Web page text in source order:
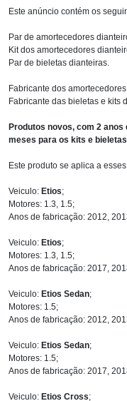
Este anúncio contém os
Par de amortecedores
Kit dos amortecedores
Par de bieletas dianteiras.
Fabricante dos
Fabricante das bieletas e kits
Produtos novos, com 2
meses para os kits e bieletas
Este produto se aplica a
Veiculo: Etios;
Motores: 1.3, 1.5;
Anos de fabricação: 2012,
Veiculo: Etios;
Motores: 1.3, 1.5;
Anos de fabricação: 2017,
Veiculo: Etios Sedan;
Motores: 1.5;
Anos de fabricação: 2012,
Veiculo: Etios Sedan;
Motores: 1.5;
Anos de fabricação: 2017,
Veiculo: Etios Cross;